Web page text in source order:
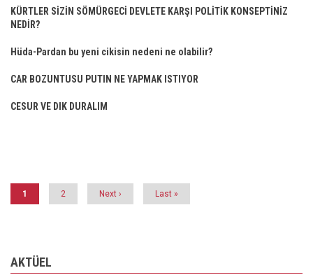
KÜRTLER SİZİN SÖMÜRGECİ DEVLETE KARŞI POLİTİK KONSEPTİNİZ
NEDİR?
Hüda-Pardan bu yeni cikisin nedeni ne olabilir?
CAR BOZUNTUSU PUTIN NE YAPMAK ISTIYOR
CESUR VE DIK DURALIM
Şu
an
1 Page
2
Next
page
Next ›
Last
page
Last »
AKTÜEL